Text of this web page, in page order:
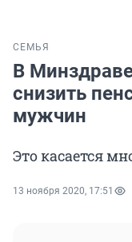
СЕМЬЯ
В
снизить
мужчин
Это касается
13 ноября 2020, 17:51